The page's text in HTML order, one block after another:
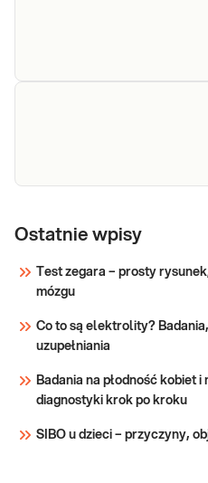
Ostatnie wpisy
Test zegara – prosty
mózgu
Co to są elektrolity?
uzupełniania
Badania na płodność kobiet
diagnostyki krok po kroku
SIBO u dzieci – przyczyny,